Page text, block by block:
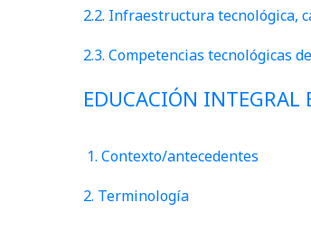
2.2. Infraestructura tecnológica,
2.3. Competencias tecnológicas
EDUCACIÓN INTEGRAL
1. Contexto/antecedentes
2. Terminología